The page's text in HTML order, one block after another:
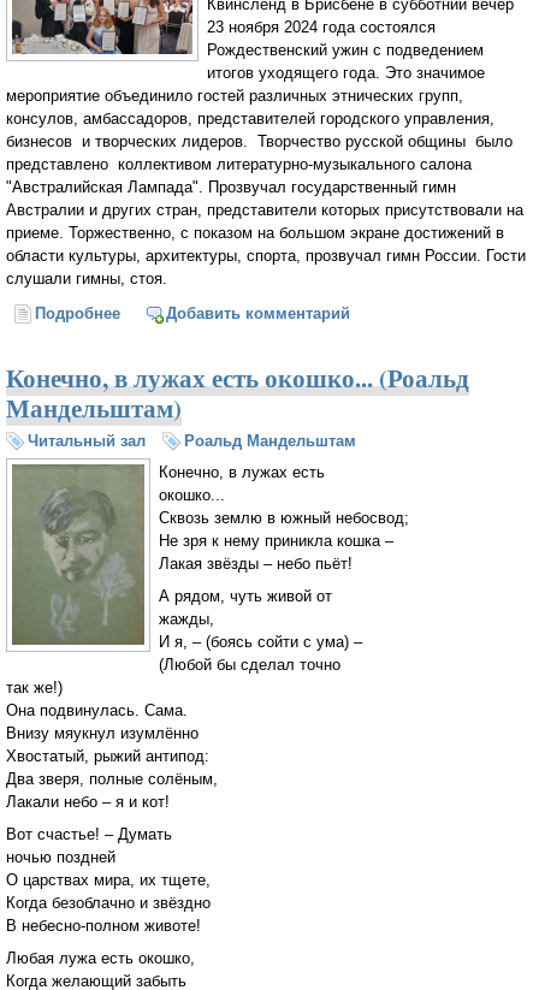
Квинсленд в Брисбене в субботний вечер
23 ноября 2024 года состоялся
Рождественский ужин с подведением
итогов уходящего года. Это значимое
мероприятие объединило гостей различных этнических групп,
консулов, амбассадоров, представителей городского управления,
бизнесов и творческих лидеров. Творчество русской общины было
представлено коллективом литературно-музыкального салона
"Австралийская Лампада". Прозвучал государственный гимн
Австралии и других стран, представители которых присутствовали на
приеме. Торжественно, с показом на большом экране достижений в
области культуры, архитектуры, спорта, прозвучал гимн России. Гости
слушали гимны, стоя.
Подробнее о Торжественный ужин в Парламенте Австралии
Добавить комментарий
Конечно, в лужах есть окошко... (Роальд
Мандельштам)
Читальный зал
Роальд Мандельштам
Конечно, в лужах есть
окошко...
Сквозь землю в южный небосвод;
Не зря к нему приникла кошка –
Лакая звёзды – небо пьёт!
А рядом, чуть живой от
жажды,
И я, – (боясь сойти с ума) –
(Любой бы сделал точно
так же!)
Она подвинулась. Сама.
Внизу мяукнул изумлённо
Хвостатый, рыжий антипод:
Два зверя, полные солёным,
Лакали небо – я и кот!
Вот счастье! – Думать
ночью поздней
О царствах мира, их тщете,
Когда безоблачно и звёздно
В небесно-полном животе!
Любая лужа есть окошко,
Когда желающий забыть